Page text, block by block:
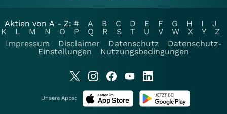
Aktien von A - Z: # A B C D E F G H I
J
K
L M N O P Q R S T U V W X Y
Z
Impressum
Disclaimer Datenschutz
Datenschutz-
Einstellungen
Nutzungsbedingungen
Unsere Apps: